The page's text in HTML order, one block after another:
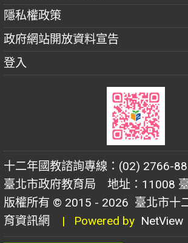
隱私權政策
政府網站開放資料宣告
登入
十二年國教諮詢專線：(02) 2766-
臺北市政府教育局 地址：11008
版權所有 © 2015 - 2026 臺北市十
育資訊網
| Powered by NetView